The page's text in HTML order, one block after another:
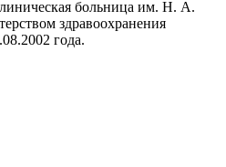
больница им. Н. А.
здравоохранения
года.